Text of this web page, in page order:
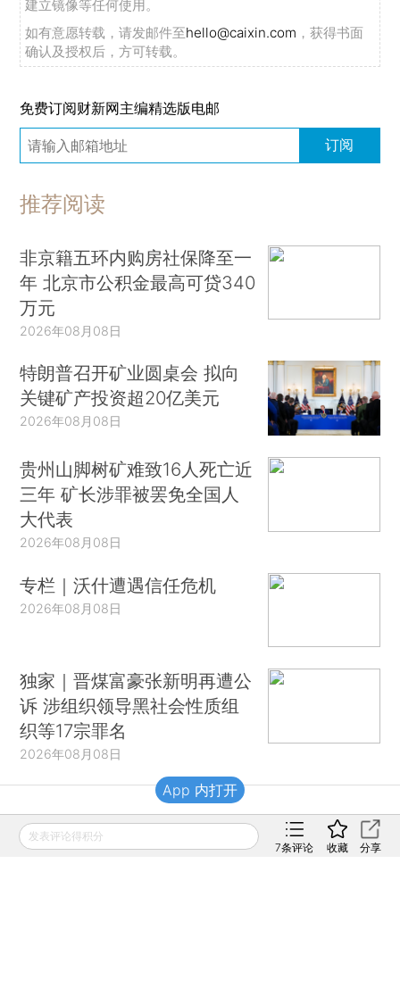
建立镜像等任何使用。
如有意愿转载，请发邮件至hello@caixin.com ，获得书面
确认及授权后，方可转载。
免费订阅财新网主编精选版电邮
订阅
推荐阅读
非京籍五环内购房社保降至一
年 北京市公积金最高可贷340
万元
2026年08月08日
特朗普召开矿业圆桌会 拟向
关键矿产投资超20亿美元
2026年08月08日
贵州山脚树矿难致16人死亡近
三年 矿长涉罪被罢免全国人
大代表
2026年08月08日
专栏｜沃什遭遇信任危机
2026年08月08日
独家｜晋煤富豪张新明再遭公
诉 涉组织领导黑社会性质组
织等17宗罪名
2026年08月08日
财新移动
发表评论得积分
7条评论 收藏 分享
App 内打开